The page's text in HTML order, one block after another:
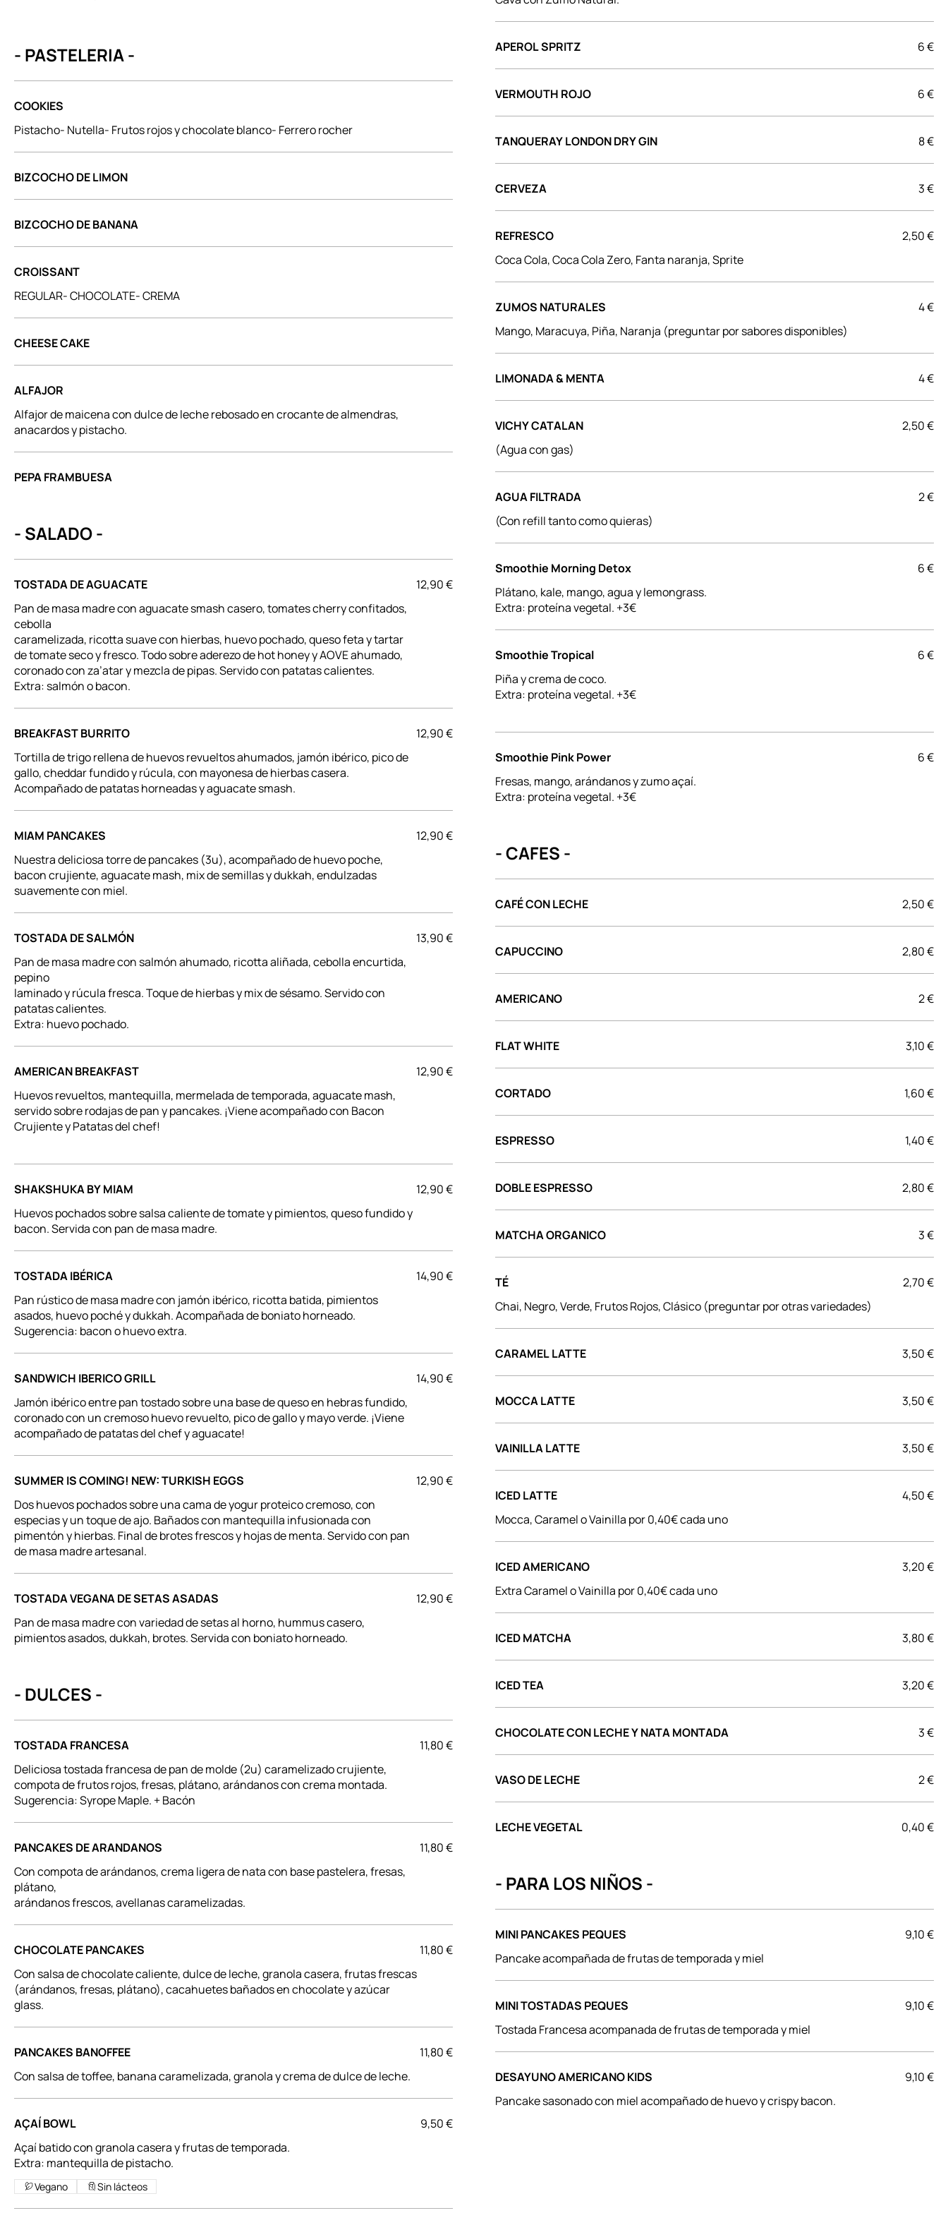
- PASTELERIA -
COOKIES
Pistacho- Nutella- Frutos rojos y chocolate blanco- Ferrero rocher
BIZCOCHO DE LIMON
BIZCOCHO DE BANANA
CROISSANT
REGULAR- CHOCOLATE- CREMA
CHEESE CAKE
ALFAJOR
Alfajor de maicena con dulce de leche rebosado en crocante de almendras,
anacardos y pistacho.
PEPA FRAMBUESA
- SALADO -
TOSTADA DE AGUACATE
Pan de masa madre con aguacate smash casero, tomates cherry confitados,
cebolla
caramelizada, ricotta suave con hierbas, huevo pochado, queso feta y tartar
de tomate seco y fresco. Todo sobre aderezo de hot honey y AOVE ahumado,
coronado con za’atar y mezcla de pipas. Servido con patatas calientes.
Extra: salmón o bacon.
12,90 €
BREAKFAST BURRITO
Tortilla de trigo rellena de huevos revueltos ahumados, jamón ibérico, pico de
gallo, cheddar fundido y rúcula, con mayonesa de hierbas casera.
Acompañado de patatas horneadas y aguacate smash.
12,90 €
MIAM PANCAKES
Nuestra deliciosa torre de pancakes (3u), acompañado de huevo poche,
bacon crujiente, aguacate mash, mix de semillas y dukkah, endulzadas
suavemente con miel.
12,90 €
TOSTADA DE SALMÓN
Pan de masa madre con salmón ahumado, ricotta aliñada, cebolla encurtida,
pepino
laminado y rúcula fresca. Toque de hierbas y mix de sésamo. Servido con
patatas calientes.
Extra: huevo pochado.
13,90 €
AMERICAN BREAKFAST
Huevos revueltos, mantequilla, mermelada de temporada, aguacate mash,
servido sobre rodajas de pan y pancakes. ¡Viene acompañado con Bacon
Crujiente y Patatas del chef!
12,90 €
SHAKSHUKA BY MIAM
Huevos pochados sobre salsa caliente de tomate y pimientos, queso fundido y
bacon. Servida con pan de masa madre.
12,90 €
TOSTADA IBÉRICA
Pan rústico de masa madre con jamón ibérico, ricotta batida, pimientos
asados, huevo poché y dukkah. Acompañada de boniato horneado.
Sugerencia: bacon o huevo extra.
14,90 €
SANDWICH IBERICO GRILL
Jamón ibérico entre pan tostado sobre una base de queso en hebras fundido,
coronado con un cremoso huevo revuelto, pico de gallo y mayo verde. ¡Viene
acompañado de patatas del chef y aguacate!
14,90 €
SUMMER IS COMING! NEW: TURKISH EGGS
Dos huevos pochados sobre una cama de yogur proteico cremoso, con
especias y un toque de ajo. Bañados con mantequilla infusionada con
pimentón y hierbas. Final de brotes frescos y hojas de menta. Servido con pan
de masa madre artesanal.
12,90 €
TOSTADA VEGANA DE SETAS ASADAS
Pan de masa madre con variedad de setas al horno, hummus casero,
pimientos asados, dukkah, brotes. Servida con boniato horneado.
12,90 €
- DULCES -
TOSTADA FRANCESA
Deliciosa tostada francesa de pan de molde (2u) caramelizado crujiente,
compota de frutos rojos, fresas, plátano, arándanos con crema montada.
11,80 €
PANCAKES DE ARANDANOS
Con compota de arándanos, crema ligera de nata con base pastelera, fresas,
plátano,
arándanos frescos, avellanas caramelizadas.
11,80 €
CHOCOLATE PANCAKES
Con salsa de chocolate caliente, dulce de leche, granola casera, frutas frescas
(arándanos, fresas, plátano), cacahuetes bañados en chocolate y azúcar
glass.
11,80 €
PANCAKES BANOFFEE
Con salsa de toffee, banana caramelizada, granola y crema de dulce de leche.
11,80 €
AÇAÍ BOWL
Açaí batido con granola casera y frutas de temporada.
Extra: mantequilla de pistacho.
9,50 €
Vegano Sin lácteos
APEROL SPRITZ 6 €
VERMOUTH ROJO 6 €
TANQUERAY LONDON DRY GIN 8 €
CERVEZA 3 €
REFRESCO
Coca Cola, Coca Cola Zero, Fanta naranja, Sprite
2,50 €
ZUMOS NATURALES
Mango, Maracuya, Piña, Naranja (preguntar por sabores disponibles)
4 €
LIMONADA & MENTA 4 €
VICHY CATALAN
(Agua con gas)
2,50 €
AGUA FILTRADA
(Con refill tanto como quieras)
2 €
Smoothie Morning Detox
Plátano, kale, mango, agua y lemongrass.
Extra: proteína vegetal. +3€
6 €
Smoothie Tropical
Piña y crema de coco.
Extra: proteína vegetal. +3€
6 €
Smoothie Pink Power
Fresas, mango, arándanos y zumo açaí.
6 €
- CAFES -
CAFÉ CON LECHE 2,50 €
CAPUCCINO 2,80 €
AMERICANO 2 €
FLAT WHITE 3,10 €
CORTADO 1,60 €
ESPRESSO 1,40 €
DOBLE ESPRESSO 2,80 €
MATCHA ORGANICO 3 €
TÉ
Chai, Negro, Verde, Frutos Rojos, Clásico (preguntar por otras variedades)
2,70 €
CARAMEL LATTE 3,50 €
MOCCA LATTE 3,50 €
VAINILLA LATTE 3,50 €
ICED LATTE
Mocca, Caramel o Vainilla por 0,40€ cada uno
4,50 €
ICED AMERICANO
Extra Caramel o Vainilla por 0,40€ cada uno
3,20 €
ICED MATCHA 3,80 €
ICED TEA 3,20 €
CHOCOLATE CON LECHE Y NATA MONTADA 3 €
VASO DE LECHE 2 €
LECHE VEGETAL 0,40 €
- PARA LOS NIÑOS -
MINI PANCAKES PEQUES
Pancake acompañada de frutas de temporada y miel
9,10 €
MINI TOSTADAS PEQUES
Tostada Francesa acompanada de frutas de temporada y miel
9,10 €
DESAYUNO AMERICANO KIDS
Pancake sasonado con miel acompañado de huevo y crispy bacon.
9,10 €